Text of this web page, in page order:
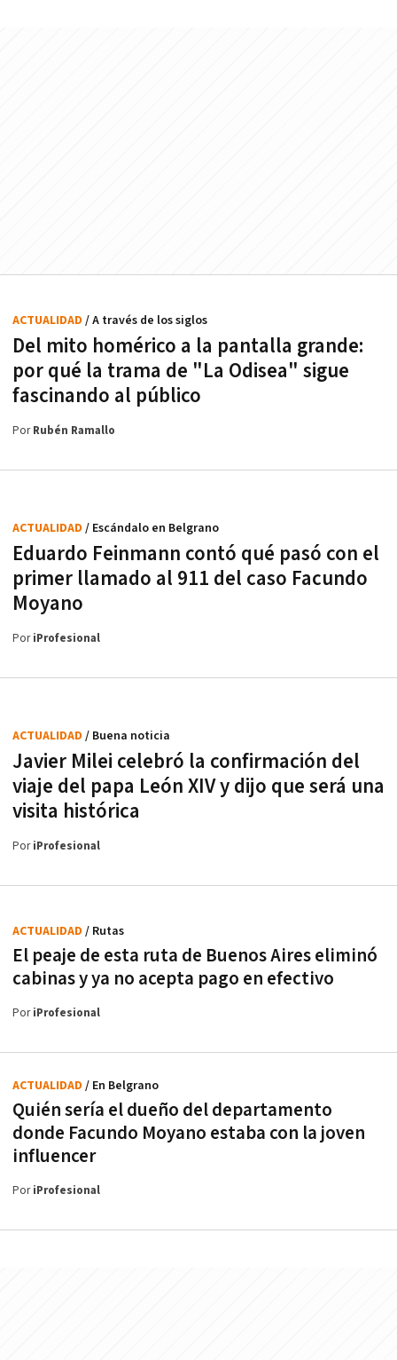
Del mito homérico a la pantalla grande:
por qué la trama de "La Odisea" sigue
fascinando al público
ACTUALIDAD / A través de los siglos
PorRubén Ramallo
Eduardo Feinmann contó qué pasó con el
primer llamado al 911 del caso Facundo
Moyano
ACTUALIDAD / Escándalo en Belgrano
PoriProfesional
Javier Milei celebró la confirmación del
viaje del papa León XIV y dijo que será una
visita histórica
ACTUALIDAD / Buena noticia
PoriProfesional
El peaje de esta ruta de Buenos Aires eliminó
cabinas y ya no acepta pago en efectivo
ACTUALIDAD / Rutas
PoriProfesional
Quién sería el dueño del departamento
donde Facundo Moyano estaba con la joven
influencer
ACTUALIDAD / En Belgrano
PoriProfesional